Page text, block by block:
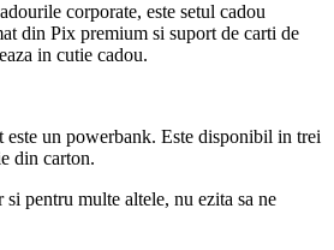
corporate, este setul cadou
din Pix premium si suport de carti de
in cutie cadou.
un powerbank. Este disponibil in trei
din carton.
si pentru multe altele, nu ezita sa ne